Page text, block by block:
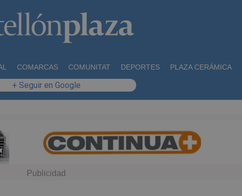
COMARCAS COMUNITAT DEPORTES PLAZA CERÁMICA
+ Seguir en Google